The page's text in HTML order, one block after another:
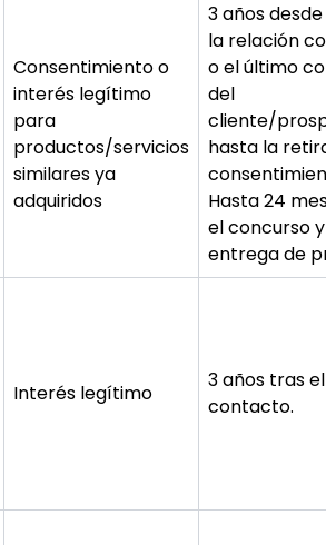
Consentimiento o
interés legítimo
para
productos/servicios
similares ya
adquiridos
3 años
la relación
o el último
del
cliente/
hasta la
Hasta 24
el concurso
entrega de
Interés legítimo
3 años tras
contacto.